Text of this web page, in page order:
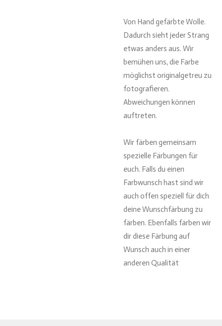
Von Hand gefärbte Wolle.
Dadurch sieht jeder Strang
etwas anders aus. Wir
bemühen uns, die Farbe
möglichst originalgetreu zu
fotografieren.
Abweichungen können
auftreten.
Wir färben gemeinsam
spezielle Färbungen für
euch. Falls du einen
Farbwunsch hast sind wir
auch offen speziell für dich
deine Wunschfärbung zu
färben. Ebenfalls färben wir
dir diese Färbung auf
Wunsch auch in einer
anderen Qualität